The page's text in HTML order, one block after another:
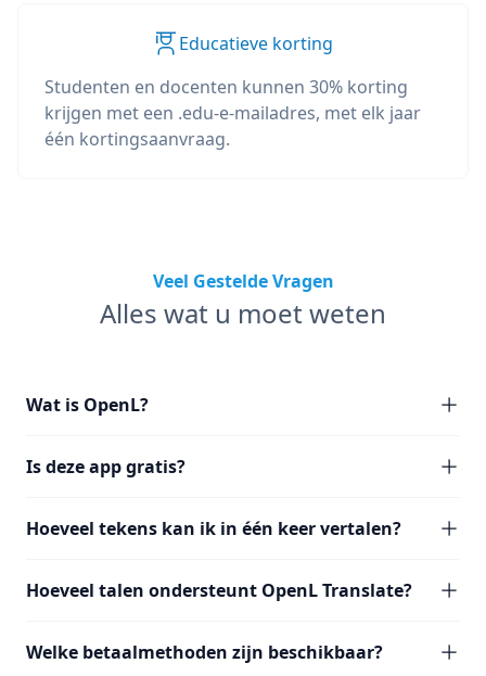
Educatieve korting
Studenten en docenten kunnen 30% korting
krijgen met een .edu-e-mailadres, met elk jaar
één kortingsaanvraag.
Veel Gestelde Vragen
Alles wat u moet weten
Wat is OpenL?
Is deze app gratis?
Hoeveel tekens kan ik in één keer vertalen?
Hoeveel talen ondersteunt OpenL Translate?
Welke betaalmethoden zijn beschikbaar?